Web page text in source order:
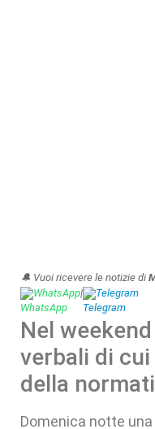
🔔 Vuoi ricevere le notizie di
WhatsApp| Telegram
Nel
verbali di
della
Domenica notte